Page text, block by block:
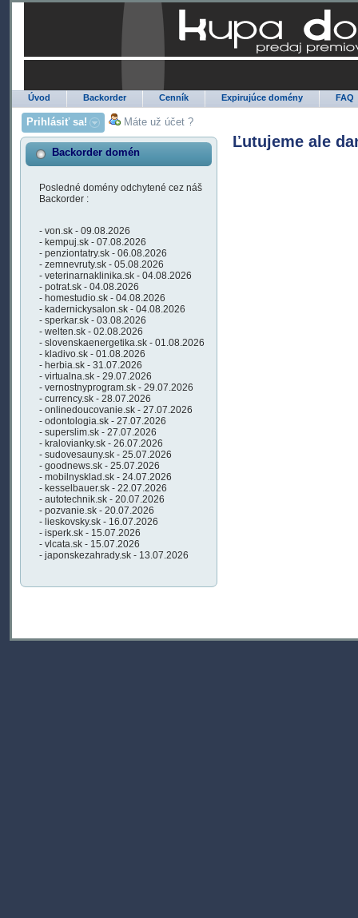
Úvod Backorder Cenník Expirujúce domény FAQ
Prihlásiť sa! Máte už účet ?
Backorder domén
Posledné domény odchytené cez náš
Backorder :
- von.sk - 09.08.2026
- kempuj.sk - 07.08.2026
- penziontatry.sk - 06.08.2026
- zemnevruty.sk - 05.08.2026
- veterinarnaklinika.sk - 04.08.2026
- potrat.sk - 04.08.2026
- homestudio.sk - 04.08.2026
- kadernickysalon.sk - 04.08.2026
- sperkar.sk - 03.08.2026
- welten.sk - 02.08.2026
- slovenskaenergetika.sk - 01.08.2026
- kladivo.sk - 01.08.2026
- herbia.sk - 31.07.2026
- virtualna.sk - 29.07.2026
- vernostnyprogram.sk - 29.07.2026
- currency.sk - 28.07.2026
- onlinedoucovanie.sk - 27.07.2026
- odontologia.sk - 27.07.2026
- superslim.sk - 27.07.2026
- kralovianky.sk - 26.07.2026
- sudovesauny.sk - 25.07.2026
- goodnews.sk - 25.07.2026
- mobilnysklad.sk - 24.07.2026
- kesselbauer.sk - 22.07.2026
- autotechnik.sk - 20.07.2026
- pozvanie.sk - 20.07.2026
- lieskovsky.sk - 16.07.2026
- isperk.sk - 15.07.2026
- vlcata.sk - 15.07.2026
- japonskezahrady.sk - 13.07.2026
Ľutujeme ale